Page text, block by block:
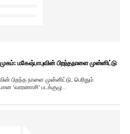
மகேஷ்பாபுவின் பிறந்தநாளை முன்னிட்டு
பிறந்த நாளை முன்னிட்டு, பெரிதும்
'வாரணாசி' படக்குழு...